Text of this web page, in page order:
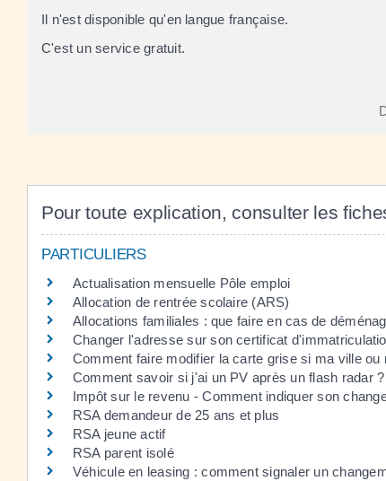
Il n'est disponible qu'en langue française.
C'est un service gratuit.
Pour toute explication, consulter les
PARTICULIERS
Actualisation mensuelle Pôle emploi
Allocation de rentrée scolaire (ARS)
Allocations familiales : que faire en cas de
Changer l'adresse sur son certificat
Comment faire modifier la carte grise si ma ville ou
Comment savoir si j'ai un PV après un flash radar ?
Impôt sur le revenu - Comment indiquer son
RSA demandeur de 25 ans et plus
RSA jeune actif
RSA parent isolé
Véhicule en leasing : comment signaler un